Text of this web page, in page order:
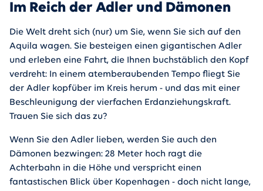
Im Reich der Adler und Dämonen
Die Welt dreht sich (nur) um Sie, wenn Sie sich auf den
Aquila wagen. Sie besteigen einen gigantischen Adler
und erleben eine Fahrt, die Ihnen buchstäblich den Kopf
verdreht: In einem atemberaubenden Tempo fliegt Sie
der Adler kopfüber im Kreis herum - und das mit einer
Beschleunigung der vierfachen Erdanziehungskraft.
Trauen Sie sich das zu?
Wenn Sie den Adler lieben, werden Sie auch den
Dämonen bezwingen: 28 Meter hoch ragt die
Achterbahn in die Höhe und verspricht einen
fantastischen Blick über Kopenhagen - doch nicht lange,